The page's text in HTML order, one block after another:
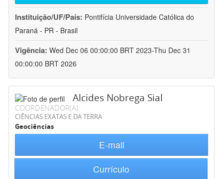
Instituição/UF/País: Pontifícia Universidade Católica do
Paraná - PR - Brasil
Vigência: Wed Dec 06 00:00:00 BRT 2023-Thu Dec 31
00:00:00 BRT 2026
Alcides Nobrega Sial
COORDENADOR(A)
CIÊNCIAS EXATAS E DA TERRA
Geociências
E-mail
Currículo